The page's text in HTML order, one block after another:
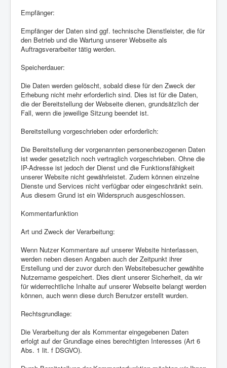
Empfänger:
Empfänger der Daten sind ggf. technische Dienstleister, die für
den Betrieb und die Wartung unserer Webseite als
Auftragsverarbeiter tätig werden.
Speicherdauer:
Die Daten werden gelöscht, sobald diese für den Zweck der
Erhebung nicht mehr erforderlich sind. Dies ist für die Daten,
die der Bereitstellung der Webseite dienen, grundsätzlich der
Fall, wenn die jeweilige Sitzung beendet ist.
Bereitstellung vorgeschrieben oder erforderlich:
Die Bereitstellung der vorgenannten personenbezogenen Daten
ist weder gesetzlich noch vertraglich vorgeschrieben. Ohne die
IP-Adresse ist jedoch der Dienst und die Funktionsfähigkeit
unserer Website nicht gewährleistet. Zudem können einzelne
Dienste und Services nicht verfügbar oder eingeschränkt sein.
Aus diesem Grund ist ein Widerspruch ausgeschlossen.
Kommentarfunktion
Art und Zweck der Verarbeitung:
Wenn Nutzer Kommentare auf unserer Website hinterlassen,
werden neben diesen Angaben auch der Zeitpunkt ihrer
Erstellung und der zuvor durch den Websitebesucher gewählte
Nutzername gespeichert. Dies dient unserer Sicherheit, da wir
für widerrechtliche Inhalte auf unserer Webseite belangt werden
können, auch wenn diese durch Benutzer erstellt wurden.
Rechtsgrundlage:
Die Verarbeitung der als Kommentar eingegebenen Daten
erfolgt auf der Grundlage eines berechtigten Interesses (Art 6
Abs. 1 lit. f DSGVO).